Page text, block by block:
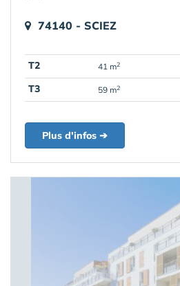
74140 - SCIEZ
T2 41 m2
T3
59 m2
Plus d'infos ➔